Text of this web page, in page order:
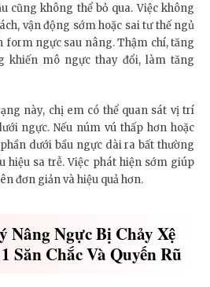
cũng không thể bỏ qua. Việc không
vận động sớm hoặc sai tư thế ngủ
form ngực sau nâng. Thậm chí, tăng
khiến mô ngực thay đổi, làm tăng
này, chị em có thể quan sát vị trí
ngực. Nếu núm vú thấp hơn hoặc
dưới bầu ngực dài ra bất thường
hiệu sa trễ. Việc phát hiện sớm giúp
đơn giản và hiệu quả hơn.
Nâng Ngực Bị Chảy Xệ
Săn Chắc Và Quyến Rũ